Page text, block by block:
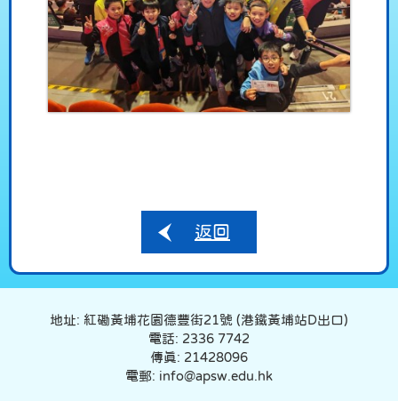
返回
地址: 紅磡黃埔花園德豐街21號 (港鐵黃埔站D出口)
電話: 2336 7742
傳真: 21428096
電郵: info@apsw.edu.hk